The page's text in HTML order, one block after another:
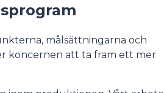
målsättningarna och
koncernen att ta fram ett mer